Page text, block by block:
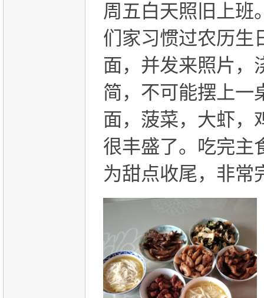
周五白天照旧上班
们家习惯过农历生
面，并发来照片，
简，不可能摆上一
面，菠菜，大虾，
很丰盛了。吃完主
为甜点收尾，非常